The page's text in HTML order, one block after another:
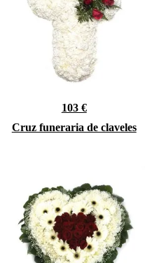
103 €
Cruz funeraria de claveles